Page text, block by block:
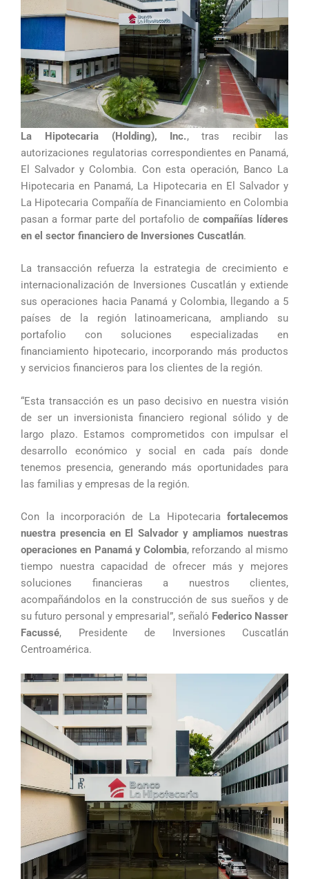
La Hipotecaria (Holding), Inc., tras recibir las
autorizaciones regulatorias correspondientes en Panamá,
El Salvador y Colombia. Con esta operación, Banco La
Hipotecaria en Panamá, La Hipotecaria en El Salvador y
La Hipotecaria Compañía de Financiamiento en Colombia
pasan a formar parte del portafolio de compañías líderes
en el sector financiero de Inversiones Cuscatlán.
La transacción refuerza la estrategia de crecimiento e
internacionalización de Inversiones Cuscatlán y extiende
sus operaciones hacia Panamá y Colombia, llegando a 5
países de la región latinoamericana, ampliando su
portafolio con soluciones especializadas en
financiamiento hipotecario, incorporando más productos
y servicios financieros para los clientes de la región.
“Esta transacción es un paso decisivo en nuestra visión
de ser un inversionista financiero regional sólido y de
largo plazo. Estamos comprometidos con impulsar el
desarrollo económico y social en cada país donde
tenemos presencia, generando más oportunidades para
las familias y empresas de la región.
Con la incorporación de La Hipotecaria fortalecemos
nuestra presencia en El Salvador y ampliamos nuestras
operaciones en Panamá y Colombia, reforzando al mismo
tiempo nuestra capacidad de ofrecer más y mejores
soluciones financieras a nuestros clientes,
acompañándolos en la construcción de sus sueños y de
su futuro personal y empresarial”, señaló Federico Nasser
Facussé, Presidente de Inversiones Cuscatlán
Centroamérica.